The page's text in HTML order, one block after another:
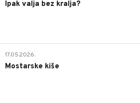
Ipak valja bez kralja?
17.05.2026.
Mostarske kiše